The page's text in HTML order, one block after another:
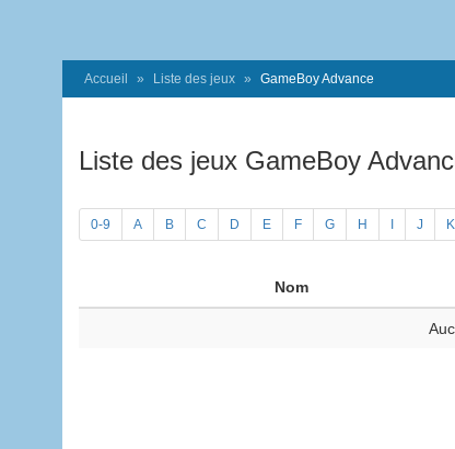
Accueil Liste des jeux GameBoy Advance
Liste des jeux GameBoy
0-9 A B C D E F G H J K
Nom